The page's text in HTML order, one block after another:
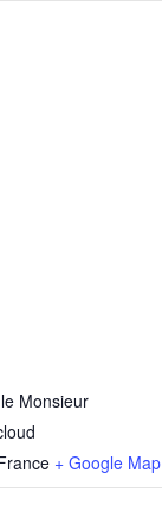
Monsieur
+ Google Map